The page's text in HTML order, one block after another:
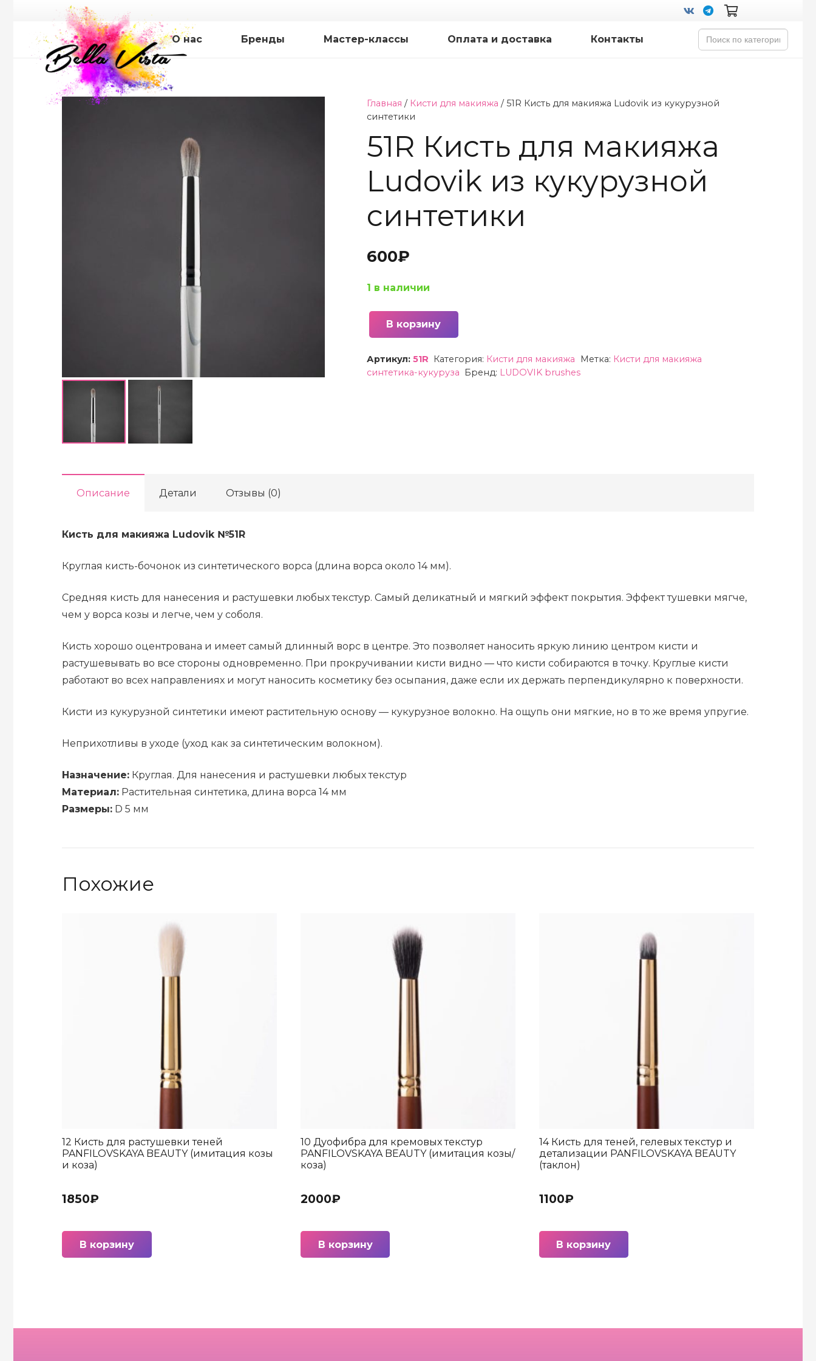
О нас Бренды Мастер-классы Оплата и доставка Контакты
Search
for:
Главная / Кисти для макияжа / 51R Киcть для макияжа Ludovik из кукурузной
синтетики
51R Киcть для макияжа
Ludovik из кукурузной
синтетики
600₽
1 в наличии
Количество
51R
В корзину
Артикул: 51R Категория: Кисти для макияжа Метка: Кисти для макияжа
синтетика-кукуруза
Бренд: LUDOVIK brushes
Описание Детали Отзывы (0)
Киcть для макияжа Ludovik №51R
Круглая кисть-бочонок из синтетического ворса (длина ворса около 14 мм).
Средняя кисть для нанесения и растушевки любых текстур. Самый деликатный и мягкий эффект покрытия. Эффект тушевки мягче,
чем у ворса козы и легче, чем у соболя.
Кисть хорошо оцентрована и имеет самый длинный ворс в центре. Это позволяет наносить яркую линию центром кисти и
растушевывать во все стороны одновременно. При прокручивании кисти видно — что кисти собираются в точку. Круглые кисти
работают во всех направлениях и могут наносить косметику без осыпания, даже если их держать перпендикулярно к поверхности.
Кисти из кукурузной синтетики имеют растительную основу — кукурузное волокно. На ощупь они мягкие, но в то же время упругие.
Неприхотливы в уходе (уход как за синтетическим волокном).
Назначение: Круглая. Для нанесения и растушевки любых текстур
Материал: Растительная синтетика, длина ворса 14 мм
Размеры: D 5 мм
Похожие
12 Кисть для растушевки теней
PANFILOVSKAYA BEAUTY (имитация козы
и коза)
1850₽
В корзину
10 Дуофибра для кремовых текстур
PANFILOVSKAYA BEAUTY (имитация козы/
коза)
2000₽
В корзину
14 Кисть для теней, гелевых текстур и
детализации PANFILOVSKAYA BEAUTY
(таклон)
1100₽
В корзину